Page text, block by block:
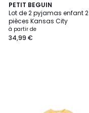
PETIT BEGUIN
Lot de 2 pyjamas enfant 2
pièces Kansas City
Prix
à
à partir de
34,99 €